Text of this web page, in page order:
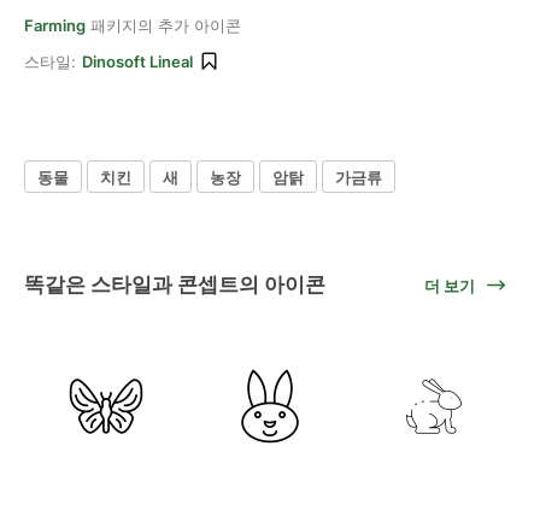
Farming 패키지의 추가 아이콘
스타일: Dinosoft Lineal
동물 치킨 새 농장 암탉 가금류
똑같은 스타일과 콘셉트의 아이콘 더 보기